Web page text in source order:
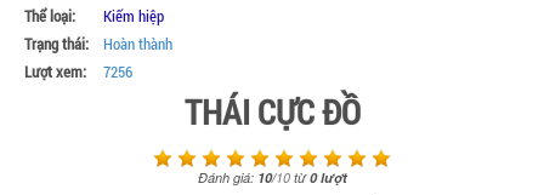
Thể loại:
Kiếm hiệp
Trạng thái:
Hoàn thành
Lượt xem:
7256
THÁI CỰC ĐỒ
Đánh giá: 10/10từ0lượt